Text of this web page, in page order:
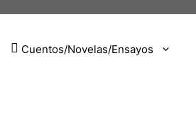
Cuentos/Novelas/Ensayos